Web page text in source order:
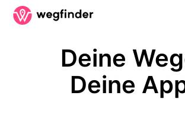
Deine
Deine